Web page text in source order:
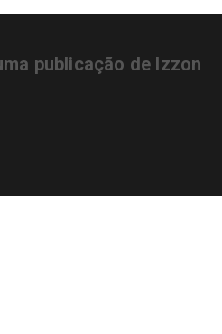
publicação de Izzon